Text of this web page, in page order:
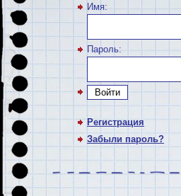
Имя:
Пароль:
Войти
Регистрация
Забыли пароль?